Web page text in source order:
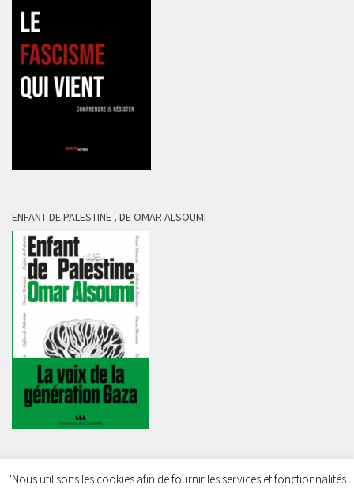
ENFANT DE PALESTINE , DE OMAR ALSOUMI
"Nous utilisons les cookies afin de fournir les services et fonctionnalités